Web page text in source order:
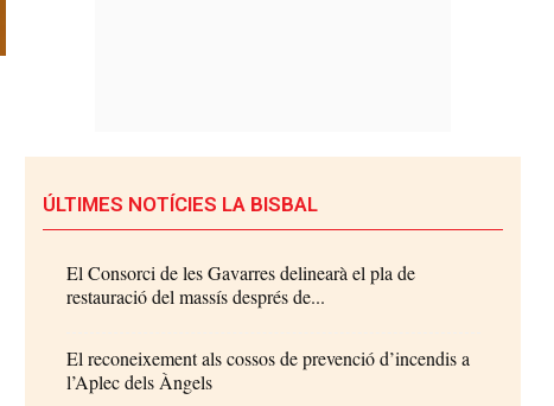
ÚLTIMES NOTÍCIES LA BISBAL
El Consorci de les Gavarres delinearà el pla de
restauració del massís després de...
El reconeixement als cossos de prevenció d’incendis a
l’Aplec dels Àngels